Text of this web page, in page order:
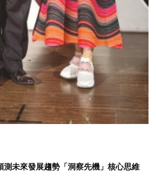
測未來發展趨勢「洞察先機」核心思維